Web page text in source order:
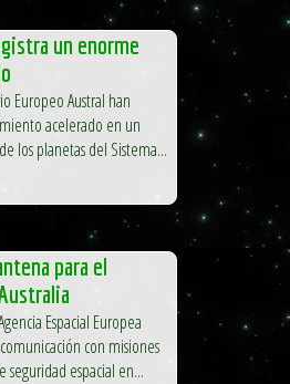
un enorme
Europeo Austral han
acelerado en un
los planetas del Sistema...
para el
Espacial Europea
con misiones
seguridad espacial en...